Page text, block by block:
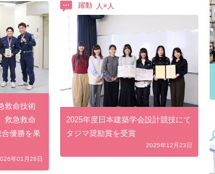
救命技術
救急救命
優勝を果
年01月28日
躍動
2025年度日本建築学会設計競技にて
タジマ奨励賞を受賞
2025年12月23日